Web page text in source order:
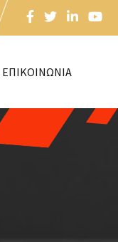
ΕΠΙΚΟΙΝΩΝΙΑ